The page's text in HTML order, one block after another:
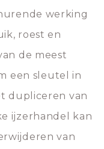
werking
roest en
de meest
een sleutel in
dupliceren van
ijzerhandel kan
van